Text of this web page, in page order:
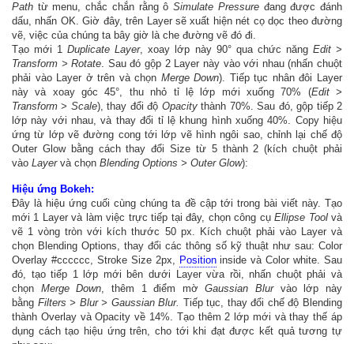
Path từ menu, chắc chắn rằng ôSimulate Pressuređang được đánh
dấu, nhấn OK. Giờ đây, trên Layer sẽ xuất hiện nét cọ dọc theo đường
vẽ, việc của chúng ta bây giờ là che đường vẽ đó đi.
Tạo mới 1Duplicate Layer, xoay lớp này 90° qua chức năng Edit >
Transform > Rotate. Sau đó gộp 2 Layer này vào với nhau (nhấn chuột
phải vào Layer ở trên và chọn Merge Down). Tiếp tục nhân đôi Layer
này và xoay góc 45°, thu nhỏ tỉ lệ lớp mới xuống 70% (Edit >
Transform > Scale), thay đổi độ Opacitythành 70%. Sau đó, gộp tiếp 2
lớp này với nhau, và thay đổi tỉ lệ khung hình xuống 40%. Copy hiệu
ứng từ lớp vẽ đường cong tới lớp vẽ hình ngôi sao, chỉnh lại chế độ
Outer Glow bằng cách thay đổi Size từ 5 thành 2 (kích chuột phải
vào Layervà chọn Blending Options > Outer Glow):
Hiệu ứng Bokeh:
Đây là hiệu ứng cuối cùng chúng ta đề cập tới trong bài viết này. Tạo
mới 1 Layer và làm việc trực tiếp tại đây, chọn công cụEllipse Toolvà
vẽ 1 vòng tròn với kích thước 50 px. Kích chuột phải vào Layer và
chọn Blending Options, thay đổi các thông số kỹ thuật như sau: Color
Overlay #cccccc, Stroke Size 2px, Positioninside và Color white. Sau
đó, tạo tiếp 1 lớp mới bên dưới Layer vừa rồi, nhấn chuột phải và
chọn Merge Down, thêm 1 điểm mờGaussian Blurvào lớp này
bằng Filters > Blur > Gaussian Blur. Tiếp tục, thay đổi chế độ Blending
thành Overlay và Opacity về 14%. Tạo thêm 2 lớp mới và thay thế áp
dụng cách tạo hiệu ứng trên, cho tới khi đạt được kết quả tương tự